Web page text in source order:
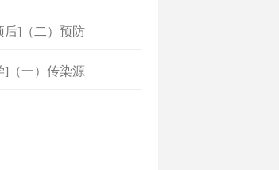
后]（二）预防
]（一）传染源